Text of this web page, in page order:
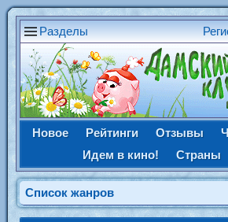
Разделы
Новое Рейтинги Отзывы
Идем в кино!
Страны
Список жанров